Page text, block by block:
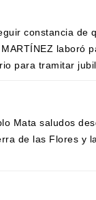
constancia de
laboró
para tramitar
Mata saludos
de las Flores y